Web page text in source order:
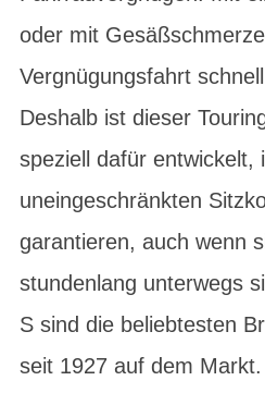
oder mit
Vergnügungsfahrt
Deshalb ist dieser
speziell dafür entwickelt,
uneingeschränkten
garantieren, auch wenn
stundenlang unterwegs
S sind die beliebtesten
seit 1927 auf dem